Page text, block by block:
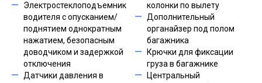
Электростеклоподъемник
водителя с опусканием/
поднятием однократным
нажатием, безопасным
доводчиком и задержкой
отключения
Датчики давления в
колонки по вылету
Дополнительный
органайзер под полом
багажника
Крючки для фиксации
груза в багажнике
Центральный